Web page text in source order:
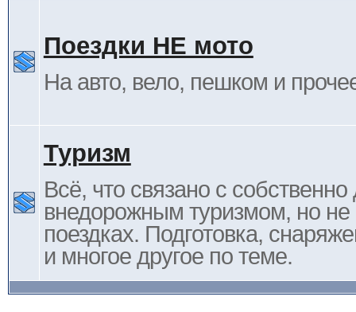
Поездки НЕ мото
На авто, вело, пешком и
Туризм
Всё, что связано с
внедорожным туризмом, но не
поездках. Подготовка,
и многое другое по теме.